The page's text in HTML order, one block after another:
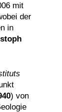
mit
der
in
) von